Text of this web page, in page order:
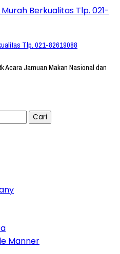
Tlp. 021-82619088
Acara Jamuan Makan Nasional dan
Manner